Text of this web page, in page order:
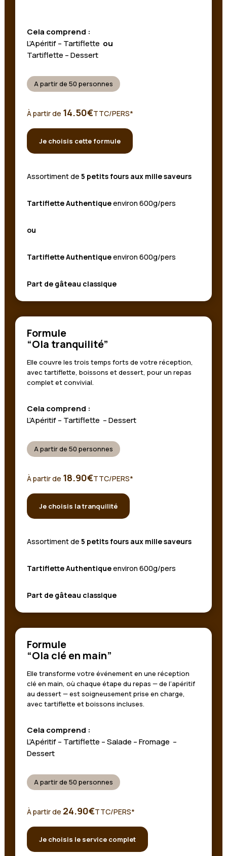
Cela comprend :
L’Apéritif – Tartiflette ou
Tartiflette – Dessert
A partir de 50 personnes
À partir de 14.50€TTC/PERS*
Je choisis cette formule
Assortiment de 5 petits fours aux mille saveurs
Tartiflette Authentiqueenviron 600g/pers
ou
Tartiflette Authentiqueenviron 600g/pers
Part de gâteau classique
Formule
“Ola tranquilité”
Elle couvre les trois temps forts de votre réception,
avec tartiflette, boissons et dessert, pour un repas
complet et convivial.
Cela comprend :
L’Apéritif – Tartiflette – Dessert
A partir de 50 personnes
À partir de 18.90€TTC/PERS*
Je choisis la tranquilité
Assortiment de 5 petits fours aux mille saveurs
Tartiflette Authentiqueenviron 600g/pers
Part de gâteau classique
Formule
“Ola clé en main”
Elle transforme votre événement en une réception
clé en main, où chaque étape du repas — de l’apéritif
au dessert — est soigneusement prise en charge,
avec tartiflette et boissons incluses.
Cela comprend :
L’Apéritif – Tartiflette – Salade – Fromage –
Dessert
A partir de 50 personnes
À partir de 24.90€TTC/PERS*
Je choisis le service complet